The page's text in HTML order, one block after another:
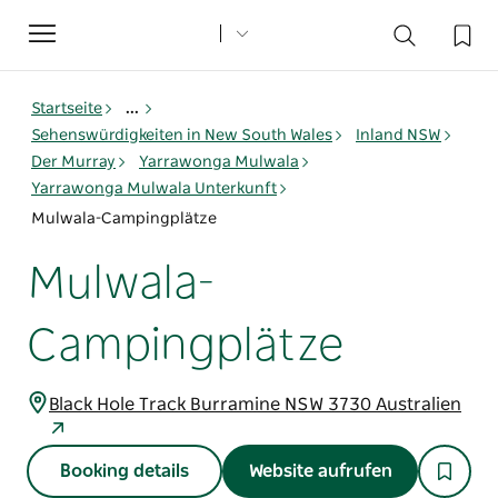
Toggle
navigation
Startseite
...
Sehenswürdigkeiten in New South Wales
Inland NSW
Der Murray
Yarrawonga Mulwala
Yarrawonga Mulwala Unterkunft
Mulwala-Campingplätze
Mulwala-
Campingplätze
Black Hole Track Burramine NSW 3730 Australien
Booking details Website aufrufen